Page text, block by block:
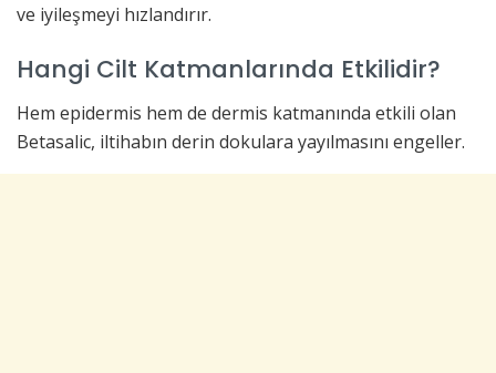
ve iyileşmeyi hızlandırır.
Hangi Cilt Katmanlarında Etkilidir?
Hem epidermis hem de dermis katmanında etkili olan
Betasalic, iltihabın derin dokulara yayılmasını engeller.